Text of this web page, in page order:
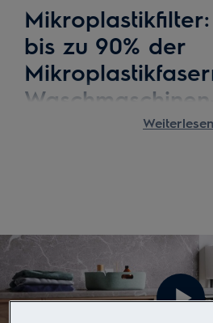
bis zu 90% der
die grösser sind
durch Mikroplastik. Unser
hilft, Mikroplastikfasern
Wasser befinden oder beim
synthetischer Kleidung
Weiterlesen